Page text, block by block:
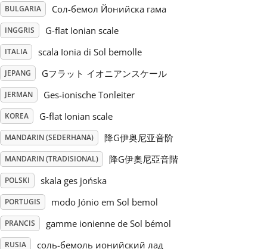
Русский
Türkçe
Українська
简体中文
BULGARIA Сол-бемол Йонийска гама
INGGRIS G-flat Ionian scale
ITALIA scala Ionia di Sol bemolle
JEPANG Gフラット イオニアンスケール
JERMAN Ges-ionische Tonleiter
KOREA G-flat Ionian scale
MANDARIN (SEDERHANA) 降G伊奥尼亚音阶
MANDARIN (TRADISIONAL) 降G伊奧尼亞音階
POLSKI skala ges jońska
PORTUGIS modo Jónio em Sol bemol
PRANCIS gamme ionienne de Sol bémol
RUSIA соль-бемоль ионийский лад